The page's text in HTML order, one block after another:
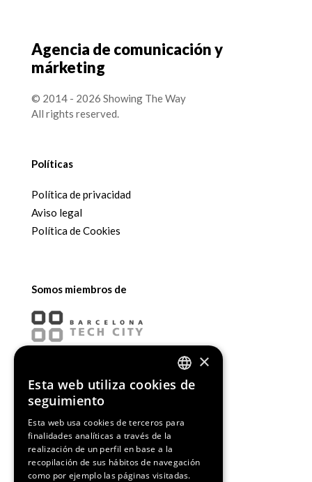
Agencia de comunicación y
márketing
© 2014 - 2026 Showing The Way
All rights reserved.
Políticas
Política de privacidad
Aviso legal
Política de Cookies
Somos miembros de
ENGLISH
×
Esta web utiliza cookies de
seguimiento
Esta web usa cookies de terceros para
finalidades analíticas a través de la
realización de un perfil en base a la
recopilación de sus hábitos de navegación
como por ejemplo las páginas visitadas.